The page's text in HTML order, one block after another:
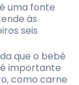
uma fonte
às
seis
que o bebê
importante
como carne